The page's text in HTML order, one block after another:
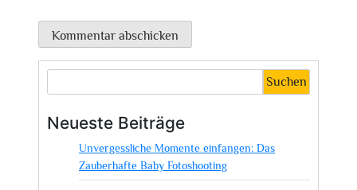
Suchen
Neueste Beiträge
Unvergessliche Momente einfangen: Das
Zauberhafte Baby Fotoshooting